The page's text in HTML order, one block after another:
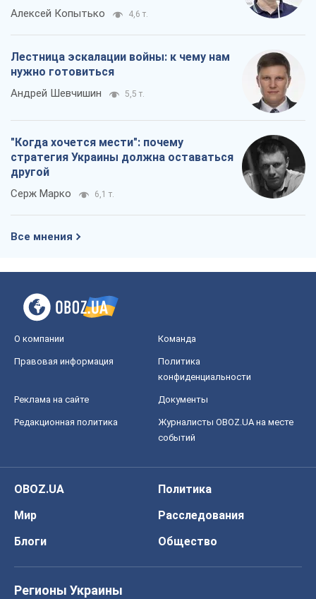
Алексей Копытько 4,6 т.
Лестница эскалации войны: к чему нам
нужно готовиться
Андрей Шевчишин 5,5 т.
"Когда хочется мести": почему
стратегия Украины должна оставаться
другой
Серж Марко 6,1 т.
Все мнения
О компании Команда
Правовая информация
Политика
конфиденциальности
Реклама на сайте Документы
Редакционная политика
Журналисты OBOZ.UA на месте
событий
OBOZ.UA
Политика
Мир
Расследования
Блоги
Общество
Регионы Украины